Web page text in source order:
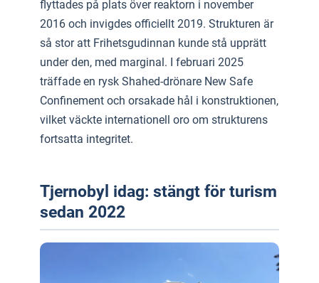
flyttades på plats över reaktorn i november
2016 och invigdes officiellt 2019. Strukturen är
så stor att Frihetsgudinnan kunde stå upprätt
under den, med marginal. I februari 2025
träffade en rysk Shahed-drönare New Safe
Confinement och orsakade hål i konstruktionen,
vilket väckte internationell oro om strukturens
fortsatta integritet.
Tjernobyl idag: stängt för turism
sedan 2022